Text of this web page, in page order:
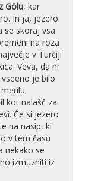
Gölu, kar
In ja, jezero
se skoraj vsa
na roza
v Turčiji
Veva, da ni
je bilo
kot nalašč za
Če si jezero
na nasip, ki
v tem času
nekako se
izmuzniti iz